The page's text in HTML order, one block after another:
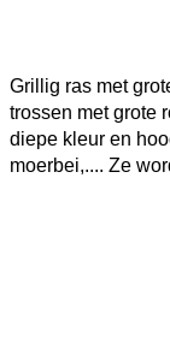
Gorgollasa
Fogoneu
Prensal Blanc
Tianna Negre
Bodegas Ribas
José Luis
Grillig ras met
trossen met grote
diepe kleur en
moerbei,.... Ze